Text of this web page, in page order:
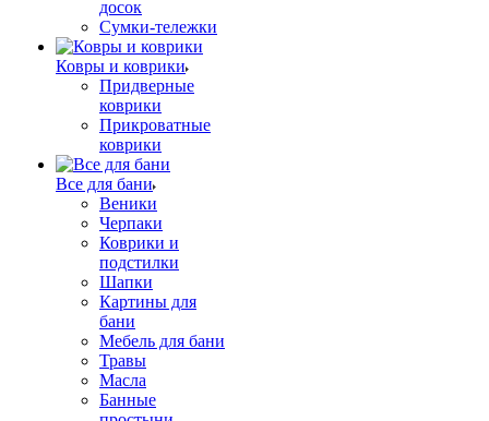
досок
Сумки-тележки
Ковры и коврики
Придверные
коврики
Прикроватные
коврики
Все для бани
Веники
Черпаки
Коврики и
подстилки
Шапки
Картины для
бани
Мебель для бани
Травы
Масла
Банные